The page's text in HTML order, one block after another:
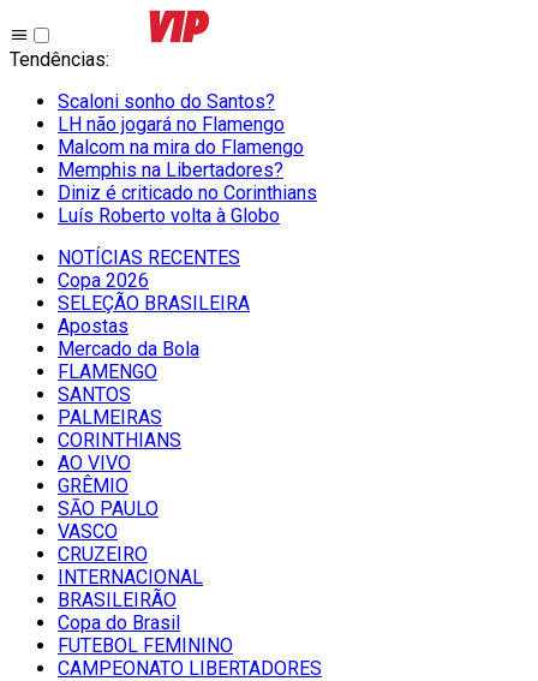
Tendências:
Scaloni sonho do Santos?
LH não jogará no Flamengo
Malcom na mira do Flamengo
Memphis na Libertadores?
Diniz é criticado no Corinthians
Luís Roberto volta à Globo
NOTÍCIAS RECENTES
Copa 2026
SELEÇÃO BRASILEIRA
Apostas
Mercado da Bola
FLAMENGO
SANTOS
PALMEIRAS
CORINTHIANS
AO VIVO
GRÊMIO
SĀO PAULO
VASCO
CRUZEIRO
INTERNACIONAL
BRASILEIRÃO
Copa do Brasil
FUTEBOL FEMININO
CAMPEONATO LIBERTADORES